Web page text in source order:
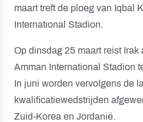
maart treft de ploeg van Iqbal
International Stadion.
Op dinsdag 25 maart reist
Amman International Stadion
In juni worden vervolgens de
kwalificatiewedstrijden
Zuid-Korea en Jordanië.